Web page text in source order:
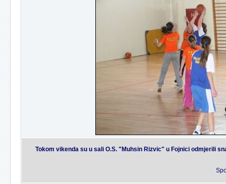
Tokom vikenda su u sali O.S. "Muhsin Rizvic" u Fojnici odmjerili